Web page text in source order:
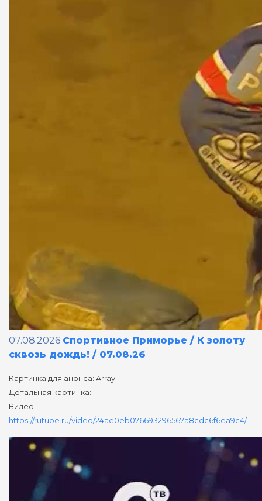
07.08.2026 Спортивное Приморье / К золоту
сквозь дождь! / 07.08.26
Картинка для анонса: Array
Детальная картинка:
Видео:
https://rutube.ru/video/24ae0eb076693296567a8cdc6f6ea9c4/